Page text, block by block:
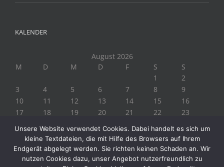
KALENDER
August 2026
M
D M D F S
S
1
2
3
4 5 6 7 8
9
10
11 12 13 14 15
16
17
18 19 20 21 22
23
« Juli
Unsere Website verwendet Cookies. Dabei handelt es sich um
kleine Textdateien, die mit Hilfe des Browsers auf Ihrem
Endgerät abgelegt werden. Sie richten keinen Schaden an. Wir
nutzen Cookies dazu, unser Angebot nutzerfreundlich zu